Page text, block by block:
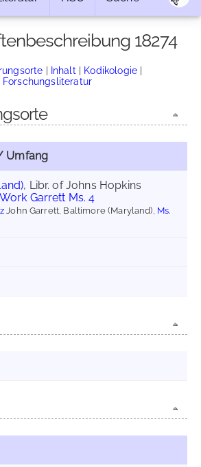
18274
| Inhalt | Kodikologie |
Forschungsliteratur
Umfang
, Libr. of Johns Hopkins
Garrett Ms. 4
John Garrett, Baltimore (Maryland), Ms.